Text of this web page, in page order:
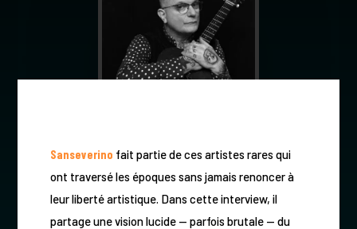
Sanseverino fait partie de ces artistes rares qui
ont traversé les époques sans jamais renoncer à
leur liberté artistique. Dans cette interview, il
partage une vision lucide — parfois brutale — du